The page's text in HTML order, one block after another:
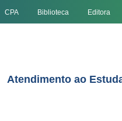
CPA Biblioteca Editora
Atendimento ao